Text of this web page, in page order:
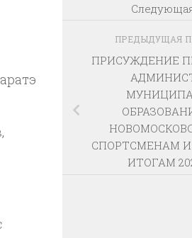
ПРЕДЫДУЩАЯ
ПРИСУЖДЕНИЕ
СПОРТСМЕНАМ
ИТОГАМ